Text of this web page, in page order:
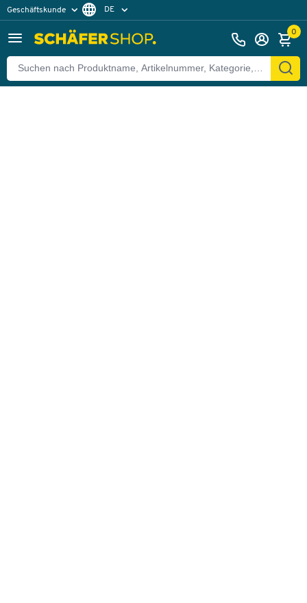
Geschäftskunde DE
0
Zurück